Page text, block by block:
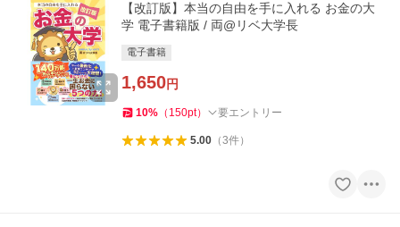
【改訂版】本当の自由を手に入れる お金の大
学 電子書籍版 / 両@リベ大学長
電子書籍
1,650円
10% （ 150pt） 要エントリー
5.00（3件）